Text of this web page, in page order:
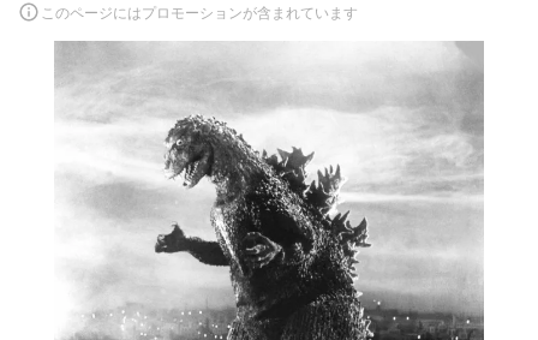
このページにはプロモーションが含まれています